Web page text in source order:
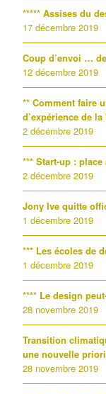
***** Assises du
17 décembre 2019
Coup d’envoi …
12 décembre 2019
** Comment faire
d’expérience de la
2 décembre 2019
*** Start-up :
2 décembre 2019
Jony Ive quitte
1 décembre 2019
*** Les écoles de
1 décembre 2019
**** Le design
28 novembre 2019
Transition
une nouvelle
28 novembre 2019